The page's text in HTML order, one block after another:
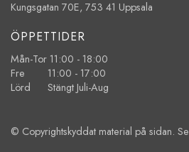
Kungsgatan 70E, 753 41 Uppsala
ÖPPETTIDER
Mån-Tor 11:00 - 18:00
Fre 11:00 - 17:00
Lörd Stängt Juli-Aug
© Copyrightskyddat material på sidan. Se